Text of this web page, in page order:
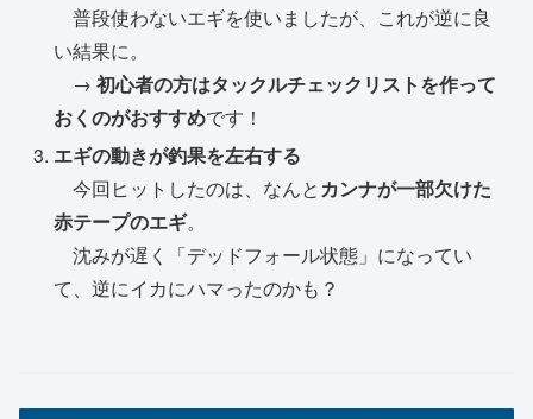
普段使わないエギを使いましたが、これが逆に良
い結果に。
→初心者の方はタックルチェックリストを作って
おくのがおすすめです！
エギの動きが釣果を左右する
今回ヒットしたのは、なんとカンナが一部欠けた
赤テープのエギ。
沈みが遅く「デッドフォール状態」になってい
て、逆にイカにハマったのかも？